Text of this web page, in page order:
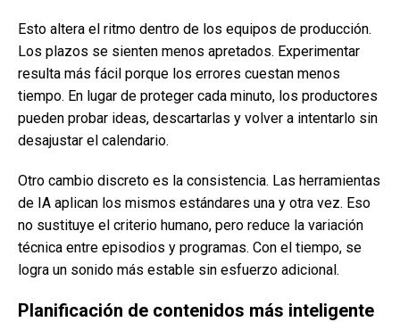
Esto altera el ritmo dentro de los equipos de producción.
Los plazos se sienten menos apretados. Experimentar
resulta más fácil porque los errores cuestan menos
tiempo. En lugar de proteger cada minuto, los productores
pueden probar ideas, descartarlas y volver a intentarlo sin
desajustar el calendario.
Otro cambio discreto es la consistencia. Las herramientas
de IA aplican los mismos estándares una y otra vez. Eso
no sustituye el criterio humano, pero reduce la variación
técnica entre episodios y programas. Con el tiempo, se
logra un sonido más estable sin esfuerzo adicional.
Planificación de contenidos más inteligente